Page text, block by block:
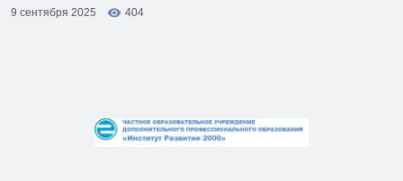
9 сентября 2025
404